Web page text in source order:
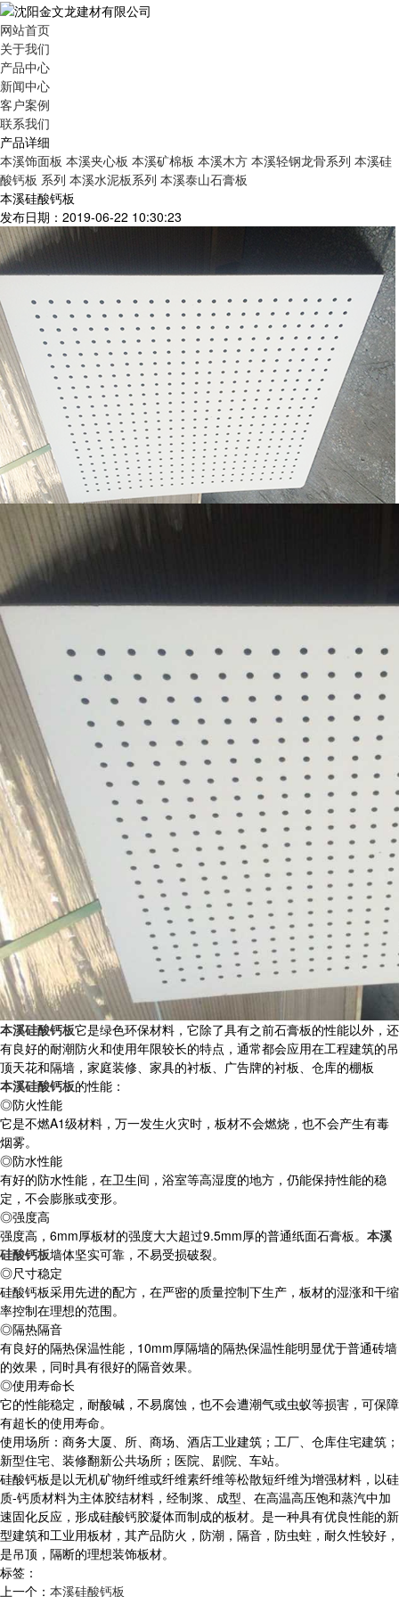
网站首页
关于我们
产品中心
新闻中心
客户案例
联系我们
产品详细
本溪饰面板 本溪夹心板 本溪矿棉板 本溪木方 本溪轻钢龙骨系列 本溪硅
酸钙板 系列 本溪水泥板系列 本溪泰山石膏板
本溪硅酸钙板
发布日期：2019-06-22 10:30:23
本溪硅酸钙板它是绿色环保材料，它除了具有之前石膏板的性能以外，还
有良好的耐潮防火和使用年限较长的特点，通常都会应用在工程建筑的吊
顶天花和隔墙，家庭装修、家具的衬板、广告牌的衬板、仓库的棚板
本溪硅酸钙板的性能：
◎防火性能
它是不燃A1级材料，万一发生火灾时，板材不会燃烧，也不会产生有毒
烟雾。
◎防水性能
有好的防水性能，在卫生间，浴室等高湿度的地方，仍能保持性能的稳
定，不会膨胀或变形。
◎强度高
强度高，6mm厚板材的强度大大超过9.5mm厚的普通纸面石膏板。 本溪
硅酸钙板墙体坚实可靠，不易受损破裂。
◎尺寸稳定
硅酸钙板采用先进的配方，在严密的质量控制下生产，板材的湿涨和干缩
率控制在理想的范围。
◎隔热隔音
有良好的隔热保温性能，10mm厚隔墙的隔热保温性能明显优于普通砖墙
的效果，同时具有很好的隔音效果。
◎使用寿命长
它的性能稳定，耐酸碱，不易腐蚀，也不会遭潮气或虫蚁等损害，可保障
有超长的使用寿命。
使用场所：商务大厦、所、商场、酒店工业建筑；工厂、仓库住宅建筑；
新型住宅、装修翻新公共场所；医院、剧院、车站。
硅酸钙板是以无机矿物纤维或纤维素纤维等松散短纤维为增强材料，以硅
质-钙质材料为主体胶结材料，经制浆、成型、在高温高压饱和蒸汽中加
速固化反应，形成硅酸钙胶凝体而制成的板材。是一种具有优良性能的新
型建筑和工业用板材，其产品防火，防潮，隔音，防虫蛀，耐久性较好，
是吊顶，隔断的理想装饰板材。
标签：
上一个： 本溪硅酸钙板